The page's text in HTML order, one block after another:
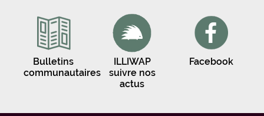
Bulletins
communautaires
ILLIWAP
suivre nos
actus
Facebook